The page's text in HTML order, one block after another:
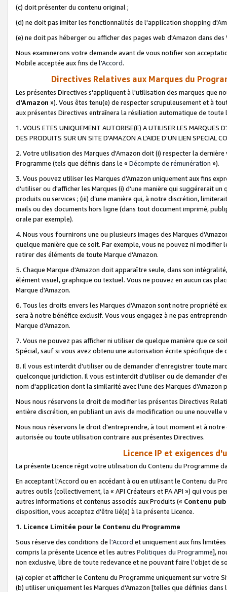
(c) doit présenter du contenu original ;
(d) ne doit pas imiter les fonctionnalités de l'application shopping
(e) ne doit pas héberger ou afficher des pages web d'Amazon dans
Nous examinerons votre demande avant de vous notifier son
Mobile acceptée aux fins de l'Accord.
Directives Relatives aux Marques du
Les présentes Directives s'appliquent à l'utilisation des marques que
d'Amazon »). Vous êtes tenu(e) de respecter scrupuleusement et à
aux présentes Directives entraînera la résiliation automatique de
1. VOUS ETES UNIQUEMENT AUTORISE(E) A UTILISER LES MARQUES
DES PRODUITS SUR UN SITE D'AMAZON A L'AIDE D'UN LIEN SPECIAL
2. Votre utilisation des Marques d'Amazon doit (i) respecter la
Programme (tels que définis dans le « Décompte de rémunération »).
3. Vous pouvez utiliser les Marques d'Amazon uniquement aux fins
d'utiliser ou d'afficher les Marques (i) d’une manière qui suggérerait
produits ou services ; (iii) d’une manière qui, à notre discrétion,
mails ou des documents hors ligne (dans tout document imprimé,
orale par exemple).
4. Nous vous fournirons une ou plusieurs images des Marques
quelque manière que ce soit. Par exemple, vous ne pouvez ni
retirer des éléments de toute Marque d'Amazon.
5. Chaque Marque d'Amazon doit apparaître seule, dans son
élément visuel, graphique ou textuel. Vous ne pouvez en aucun cas
Marque d'Amazon.
6. Tous les droits envers les Marques d'Amazon sont notre propriété
sera à notre bénéfice exclusif. Vous vous engagez à ne pas
Marque d'Amazon.
7. Vous ne pouvez pas afficher ni utiliser de quelque manière que ce
Spécial, sauf si vous avez obtenu une autorisation écrite spécifique de
8. Il vous est interdit d'utiliser ou de demander d'enregistrer toute
quelconque juridiction. Il vous est interdit d'utiliser ou de demander
nom d'application dont la similarité avec l'une des Marques
Nous nous réservons le droit de modifier les présentes Directives
entière discrétion, en publiant un avis de modification ou une nouvelle
Nous nous réservons le droit d'entreprendre, à tout moment et à
autorisée ou toute utilisation contraire aux présentes Directives.
Licence IP et exigences
La présente Licence régit votre utilisation du Contenu du Programme
En acceptant l'Accord ou en accédant à ou en utilisant le Contenu du
autres outils (collectivement, la « API Créateurs et PA API ») qui vous
autres informations et contenus associés aux Produits (« Contenu
disposition, vous acceptez d'être lié(e) à la présente Licence.
1. Licence Limitée pour le Contenu du Programme
Sous réserve des conditions de l'Accord et uniquement aux fins
compris la présente Licence et les autres Politiques du Programme],
non exclusive, libre de toute redevance et ne pouvant faire l'objet de
(a) copier et afficher le Contenu du Programme uniquement sur votre
(b) utiliser uniquement les Marques d'Amazon [telles que définies dans